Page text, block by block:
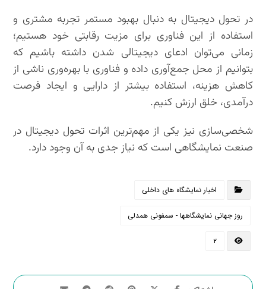
در تحول دیجیتال به دنبال بهبود مستمر تجربه مشتری و
استفاده از این فناوری برای مزیت رقابتی خود هستیم؛
زمانی می‌توان ادعای دیجیتالی شدن داشته باشیم که
بتوانیم از محل جمع‌آوری داده و فناوری با بهره‌وری ناشی از
کاهش هزینه، استفاده بیشتر از دارایی و ایجاد فرصت
درآمدی، خلق ارزش کنیم.
شخصی‌سازی نیز یکی از مهم‌ترین اثرات تحول دیجیتال در
صنعت نمایشگاهی است که نیاز جدی به آن وجود دارد.
اخبار نمایشگاه های داخلی
روز جهانی نمایشگاهها - سمفونی همدلی
۲